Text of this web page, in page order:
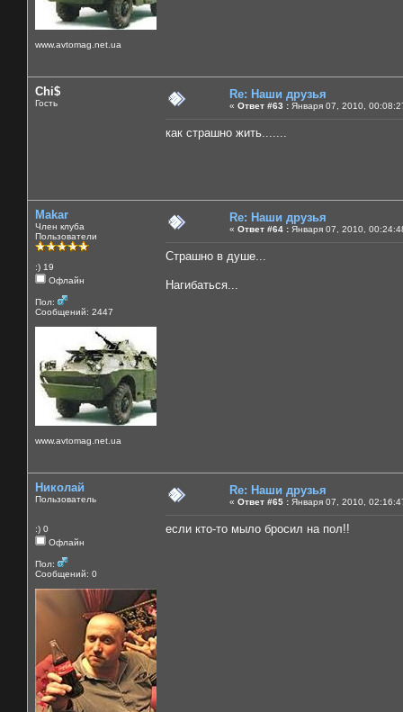
www.avtomag.net.ua
Chi$
Гость
Re: Наши друзья
« Ответ #63 : Января 07, 2010,
как страшно жить.......
Makar
Член клуба
Пользователи
:) 19
Офлайн
Пол:
Сообщений: 2447
www.avtomag.net.ua
Re: Наши друзья
« Ответ #64 : Января 07, 2010,
Страшно в душе...
Нагибаться...
Николай
Пользователь
:) 0
Офлайн
Пол:
Сообщений: 0
Re: Наши друзья
« Ответ #65 : Января 07, 2010,
если кто-то мыло бросил на пол!!